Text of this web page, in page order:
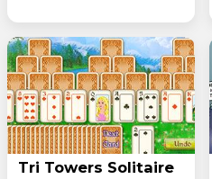
Tri Towers Solitaire